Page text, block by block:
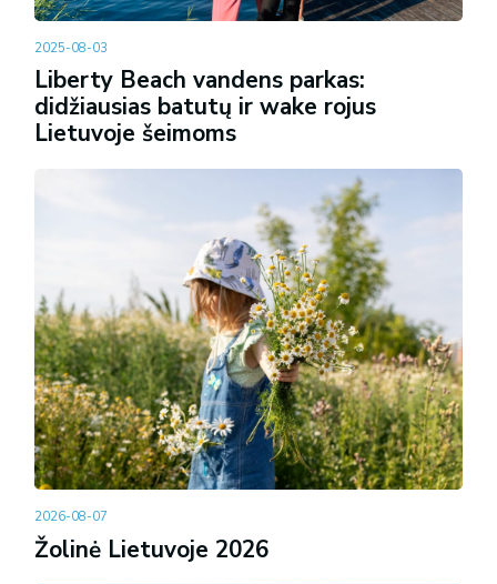
2025-08-03
Liberty Beach vandens parkas:
didžiausias batutų ir wake rojus
Lietuvoje šeimoms
2026-08-07
Žolinė Lietuvoje 2026